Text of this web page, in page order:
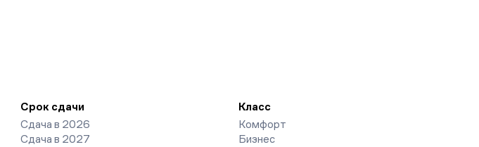
Срок сдачи
Сдача в 2026
Сдача в 2027
Класс
Комфорт
Бизнес